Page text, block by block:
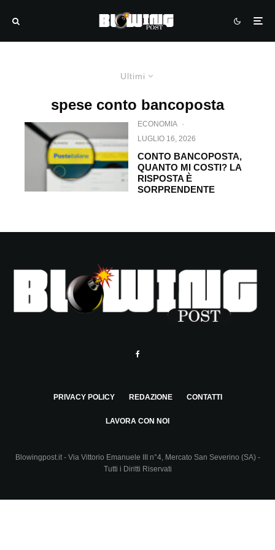
Ultimi
spese conto bancoposta
ECONOMIA ·
LUGLIO 16, 2026
CONTO BANCOPOSTA,
QUANTO MI COSTI? LA
RISPOSTA È
SORPRENDENTE
PRIVACY POLICY REDAZIONE CONTATTI
LAVORA CON NOI
Blowingpost.it - Via Vittorio Emanuele III n°4, Mercato San Severino (SA) -
Tutti i Diritti Riservati